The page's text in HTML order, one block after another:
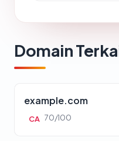
Domain
example.com
CA 70/100